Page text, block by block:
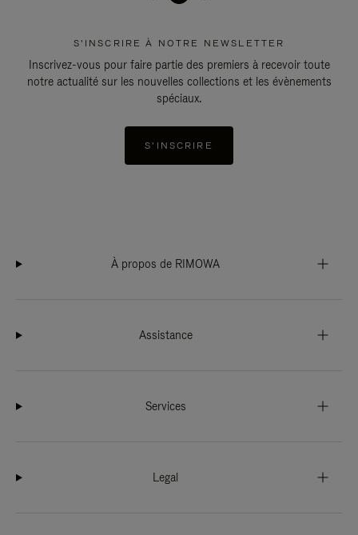
S'INSCRIRE À NOTRE NEWSLETTER
Inscrivez-vous pour faire partie des premiers à recevoir toute
notre actualité sur les nouvelles collections et les évènements
spéciaux.
S'INSCRIRE
À propos de RIMOWA
Assistance
Services
Legal